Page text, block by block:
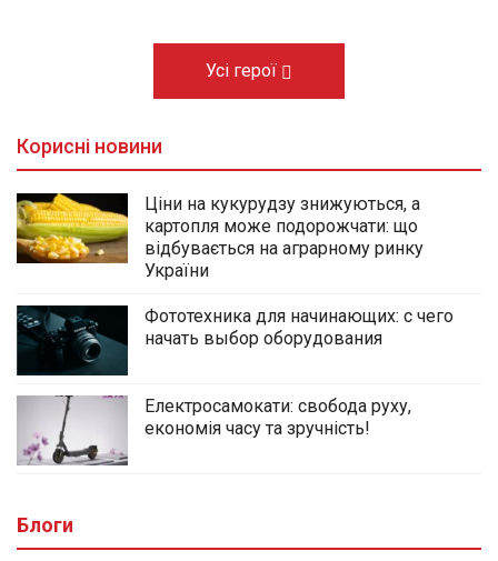
Усі герої
Корисні новини
Ціни на кукурудзу знижуються, а
картопля може подорожчати: що
відбувається на аграрному ринку
України
Фототехника для начинающих: с чего
начать выбор оборудования
Електросамокати: свобода руху,
економія часу та зручність!
Блоги